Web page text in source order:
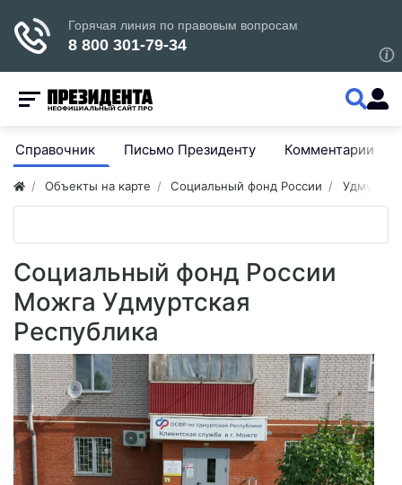
Справочник Письмо Президенту Комментарии
Объекты на карте Социальный фонд России Удмуртия
Социальный фонд России
Можга Удмуртская
Республика